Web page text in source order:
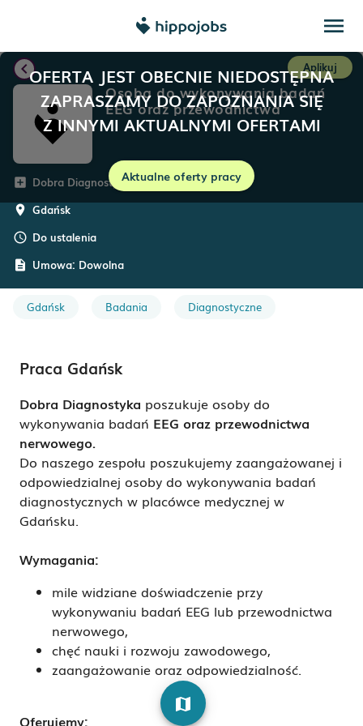
menu
OFERTA JEST OBECNIE NIEDOSTĘPNA
ZAPRASZAMY DO ZAPOZNANIA SIĘ
Z INNYMI AKTUALNYMI OFERTAMI
Aktualne oferty pracy
chevron_left Aplikuj
Osoba do wykonywania badań
EEG oraz przewodnictwa
nerwowego
add_box Dobra Diagnostyka
room Gdańsk
schedule Do ustalenia
description Umowa: Dowolna
Gdańsk Badania Diagnostyczne
Praca Gdańsk
Dobra Diagnostyka poszukuje osoby do
wykonywania badań EEG oraz przewodnictwa
nerwowego.
Do naszego zespołu poszukujemy zaangażowanej i
odpowiedzialnej osoby do wykonywania badań
diagnostycznych w placówce medycznej w
Gdańsku.
Wymagania:
mile widziane doświadczenie przy
wykonywaniu badań EEG lub przewodnictwa
nerwowego,
chęć nauki i rozwoju zawodowego,
zaangażowanie oraz odpowiedzialność.
Oferujemy:
map